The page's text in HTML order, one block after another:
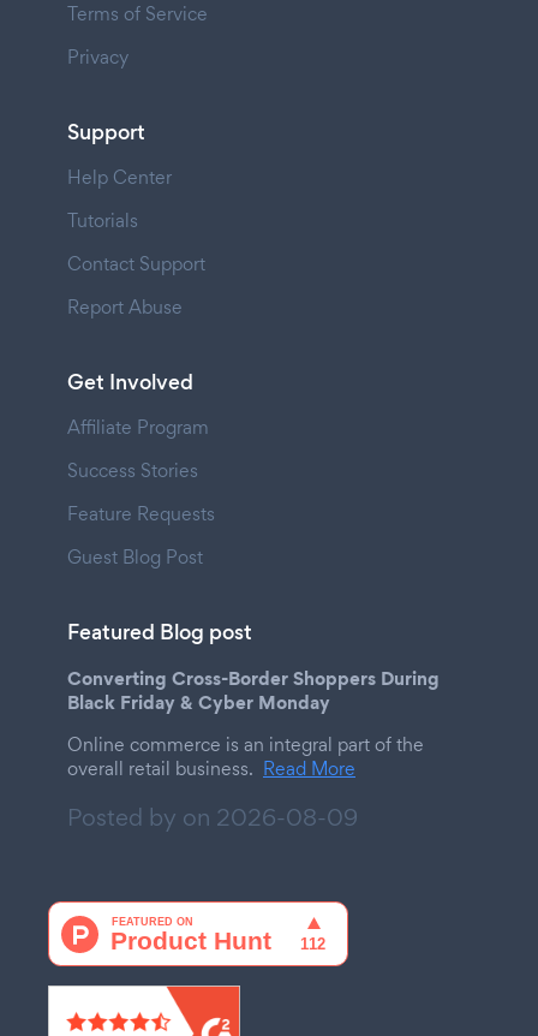
Terms of Service
Privacy
Support
Help Center
Tutorials
Contact Support
Report Abuse
Get Involved
Affiliate Program
Success Stories
Feature Requests
Guest Blog Post
Featured Blog post
Converting Cross-Border Shoppers During
Black Friday & Cyber Monday
Online commerce is an integral part of the
overall retail business. Read More
Posted by on 2026-08-09